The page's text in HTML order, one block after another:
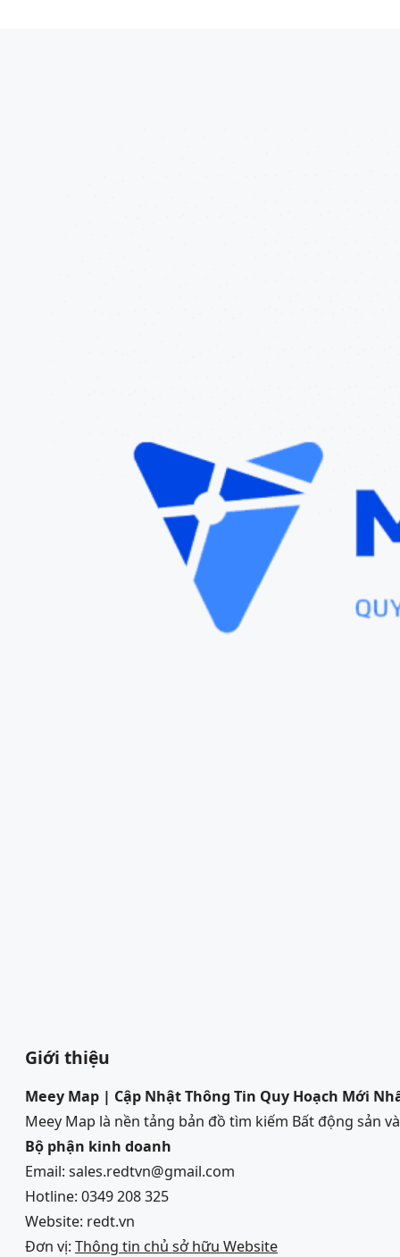
Giới thiệu
Meey Map | Cập Nhật Thông Tin Quy Hoạch Mới
Meey Map là nền tảng bản đồ tìm kiếm Bất động sản
Bộ phận kinh doanh
Email: sales.redtvn@gmail.com
Hotline: 0349 208 325
Website: redt.vn
Đơn vị: Thông tin chủ sở hữu Website